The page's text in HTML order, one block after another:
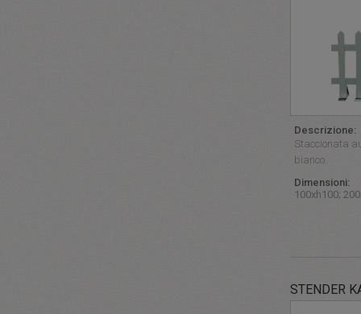
Descrizione:
Staccionata
bianco.
Dimensioni:
100xh100;
STENDER